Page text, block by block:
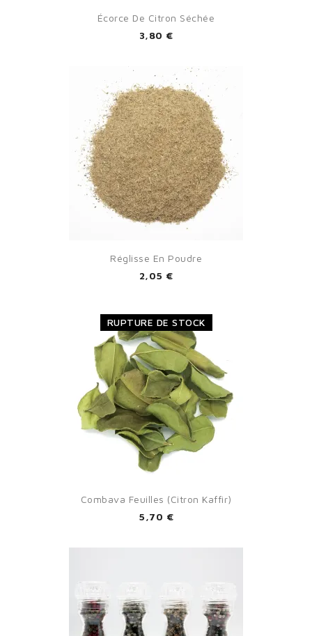
Écorce De Citron Séchée
3,80 €
Réglisse En Poudre
2,05 €
Combava Feuilles (citron Kaffir)
5,70 €
RUPTURE DE STOCK